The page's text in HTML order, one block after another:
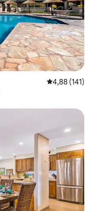
4,88 av 5 i
4,88 (141)